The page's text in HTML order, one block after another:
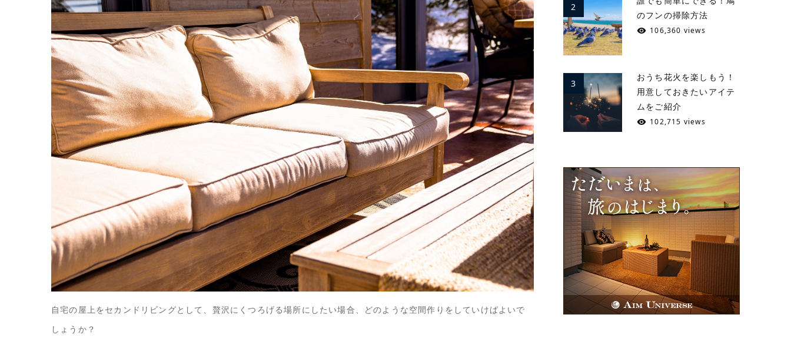
自宅の屋上をセカンドリビングとして、贅沢にくつろげる場所にしたい場合、どのような空間作りをしていけばよいで
しょうか？
2
のフンの掃除方法
106,360 views
3
おうち花火を楽しもう！
用意しておきたいアイテ
ムをご紹介
102,715 views